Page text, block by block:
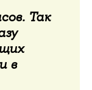
Так
в